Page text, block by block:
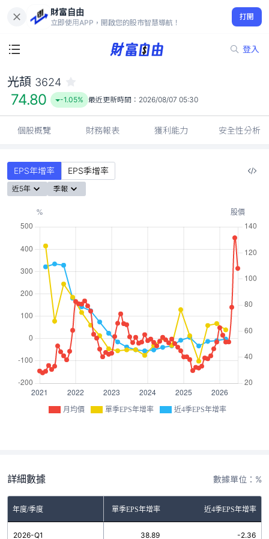
財富自由
立即使用APP，開啟您的股市智慧導航！
打開
登入
74.80
-1.05%
光頡 3624
74.80 -1.05% 最近更新時間： 2026/08/07 05:30
個股概覽 財務報表 獲利能力 安全性分析
EPS年增率 EPS季增率
近5年 季報
月均價 單季EPS年增率 近4季EPS年增率
詳細數據 數據單位：%
年度/季度 單季EPS年增率 近4季EPS年增率
2026-Q1 38.89 -2.36